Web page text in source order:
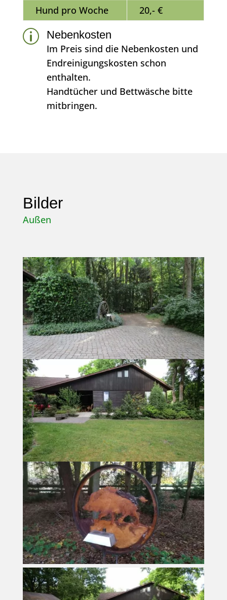
Hund pro Woche 20,- €
p Nebenkosten
Im Preis sind die Nebenkosten und
Endreinigungskosten schon
enthalten.
Handtücher und Bettwäsche bitte
mitbringen.
Bilder
Außen